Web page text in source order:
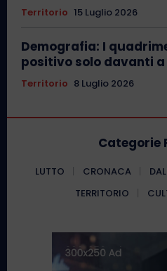
Territorio 15 Luglio 2026
Demografia: I
positivo solo davanti
Territorio 8 Luglio 2026
Categorie
LUTTO CRONACA
TERRITORIO